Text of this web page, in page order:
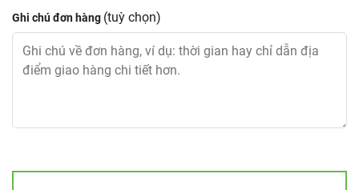
Ghi chú đơn hàng (tuỳ chọn)